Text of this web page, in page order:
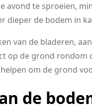
avond te sproeien,
dieper de bodem in
van de bladeren,
op de grond rondom
om de grond
de